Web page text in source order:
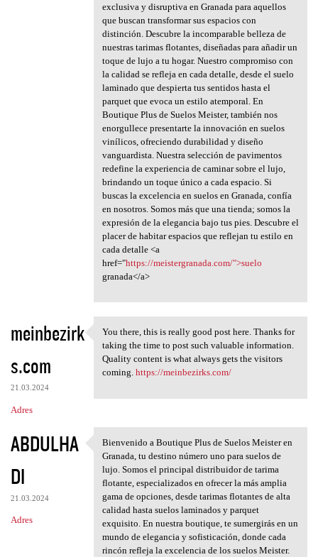
exclusiva y disruptiva en Granada para aquellos
que buscan transformar sus espacios con
distinción. Descubre la incomparable belleza de
nuestras tarimas flotantes, diseñadas para añadir un
toque de lujo a tu hogar. Nuestro compromiso con
la calidad se refleja en cada detalle, desde el suelo
laminado que despierta tus sentidos hasta el
parquet que evoca un estilo atemporal. En
Boutique Plus de Suelos Meister, también nos
enorgullece presentarte la innovación en suelos
vinílicos, ofreciendo durabilidad y diseño
vanguardista. Nuestra selección de pavimentos
redefine la experiencia de caminar sobre el lujo,
brindando un toque único a cada espacio. Si
buscas la excelencia en suelos en Granada, confía
en nosotros. Somos más que una tienda; somos la
expresión de la elegancia bajo tus pies. Descubre el
placer de habitar espacios que reflejan tu estilo en
cada detalle <a
href="https://meistergranada.com/">suelo
granada</a>
meinbezirk
s.com
21.03.2024
Adres
You there, this is really
You there, this is really good post here. Thanks for
taking the time to post such valuable information.
Quality content is what always gets the visitors
coming. https://meinbezirks.com/
ABDULHA
DI
21.03.2024
Adres
Bienvenido a Boutique Plus de
Bienvenido a Boutique Plus de Suelos Meister en
Granada, tu destino número uno para suelos de
lujo. Somos el principal distribuidor de tarima
flotante, especializados en ofrecer la más amplia
gama de opciones, desde tarimas flotantes de alta
calidad hasta suelos laminados y parquet
exquisito. En nuestra boutique, te sumergirás en un
mundo de elegancia y sofisticación, donde cada
rincón refleja la excelencia de los suelos Meister.